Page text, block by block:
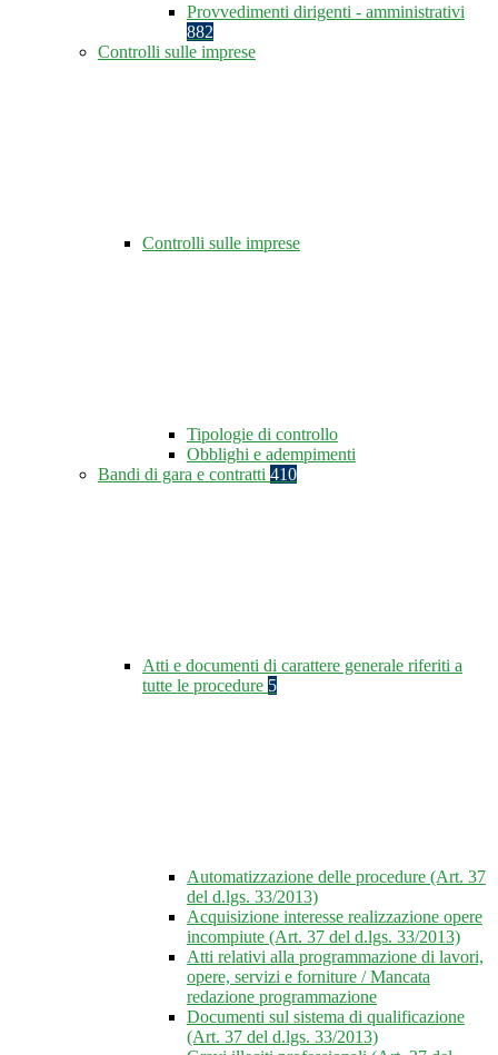
Provvedimenti dirigenti - amministrativi
882
Controlli sulle imprese
Controlli sulle imprese
Tipologie di controllo
Obblighi e adempimenti
Bandi di gara e contratti 410
Atti e documenti di carattere generale riferiti a
tutte le procedure 5
Automatizzazione delle procedure (Art. 37
del d.lgs. 33/2013)
Acquisizione interesse realizzazione opere
incompiute (Art. 37 del d.lgs. 33/2013)
Atti relativi alla programmazione di lavori,
opere, servizi e forniture / Mancata
redazione programmazione
Documenti sul sistema di qualificazione
(Art. 37 del d.lgs. 33/2013)